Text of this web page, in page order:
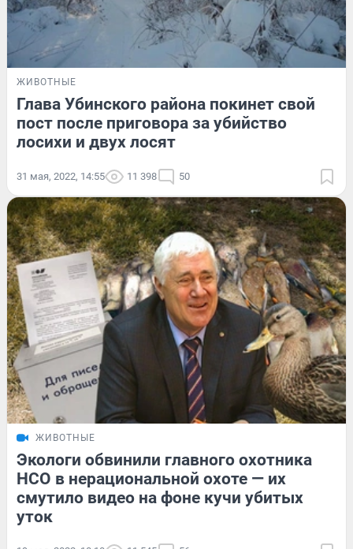
ЖИВОТНЫЕ
Глава Убинского района покинет свой
пост после приговора за убийство
лосихи и двух лосят
31 мая, 2022, 14:55 11 398 50
ЖИВОТНЫЕ
Экологи обвинили главного охотника
НСО в нерациональной охоте — их
смутило видео на фоне кучи убитых
уток